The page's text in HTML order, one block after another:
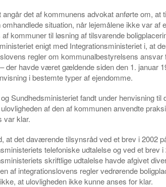
angår det af kommunens advokat anførte om,
omhandlede situation, når lejemålene ikke var
kommuner til løsning af tilsvarende
enigt med Integrationsministeriet i, at
regler om kommunalbestyrelsens
der havde været gældende siden den 1. januar
i bestemte typer af ejendomme.
Sundhedsministeriet fandt under henvisning til
af den af kommunen anvendte
var klar.
at det daværende tilsynsråd ved et brev i 2002
telefoniske udtalelse og ved et brev
skriftlige udtalelse havde afgivet
af integrationslovens regler vedrørende
at ulovligheden ikke kunne anses for klar.